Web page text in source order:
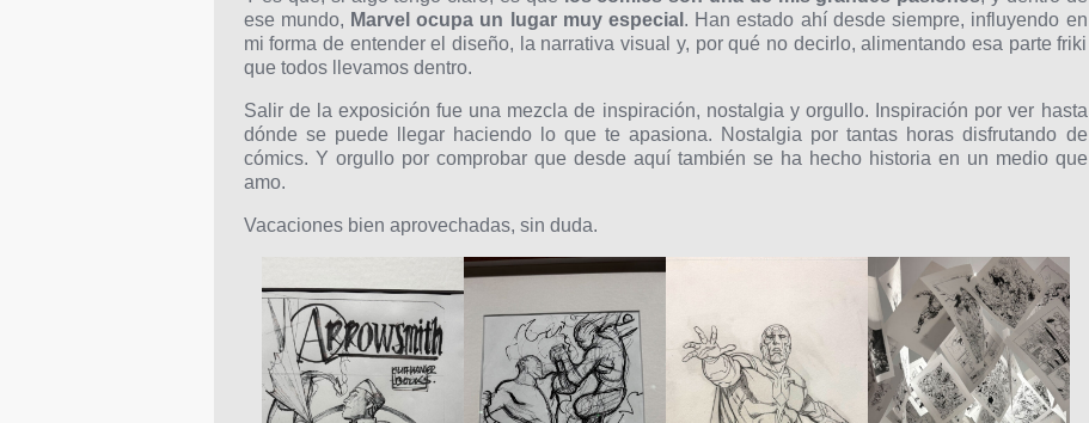
ese mundo, Marvel ocupa un lugar muy especial . Han estado ahí desde siempre, influyendo en
mi forma de entender el diseño, la narrativa visual y, por qué no decirlo, alimentando esa parte friki
que todos llevamos dentro.
Salir de la exposición fue una mezcla de inspiración, nostalgia y orgullo. Inspiración por ver hasta
dónde se puede llegar haciendo lo que te apasiona. Nostalgia por tantas horas disfrutando de
cómics. Y orgullo por comprobar que desde aquí también se ha hecho historia en un medio que
amo.
Vacaciones bien aprovechadas, sin duda.